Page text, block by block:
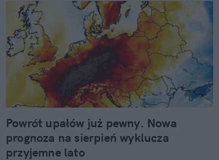
Powrót upałów już pewny. Nowa
prognoza na sierpień wyklucza
przyjemne lato